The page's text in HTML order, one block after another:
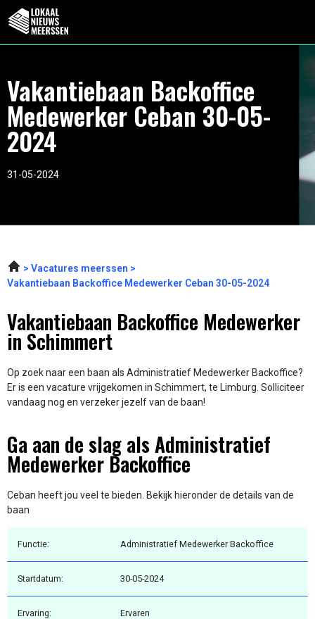
Vakantiebaan Backoffice
Medewerker Ceban 30-05-
2024
31-05-2024
Vacatures meerssen
Vakantiebaan Backoffice Medewerker Ceban 30-05-2024
Vakantiebaan Backoffice Medewerker
in Schimmert
Op zoek naar een baan als Administratief Medewerker Backoffice?
Er is een vacature vrijgekomen in Schimmert, te Limburg. Solliciteer
vandaag nog en verzeker jezelf van de baan!
Ga aan de slag als Administratief
Medewerker Backoffice
Ceban heeft jou veel te bieden. Bekijk hieronder de details van de
baan
Functie: Administratief Medewerker Backoffice
Startdatum: 30-05-2024
Ervaring: Ervaren